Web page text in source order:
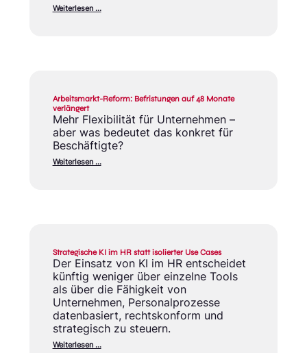
Weiterlesen …
Arbeitsmarkt-Reform: Befristungen auf 48 Monate
verlängert
Mehr Flexibilität für Unternehmen –
aber was bedeutet das konkret für
Beschäftigte?
Weiterlesen …
Strategische KI im HR statt isolierter Use Cases
Der Einsatz von KI im HR entscheidet
künftig weniger über einzelne Tools
als über die Fähigkeit von
Unternehmen, Personalprozesse
datenbasiert, rechtskonform und
strategisch zu steuern.
Weiterlesen …